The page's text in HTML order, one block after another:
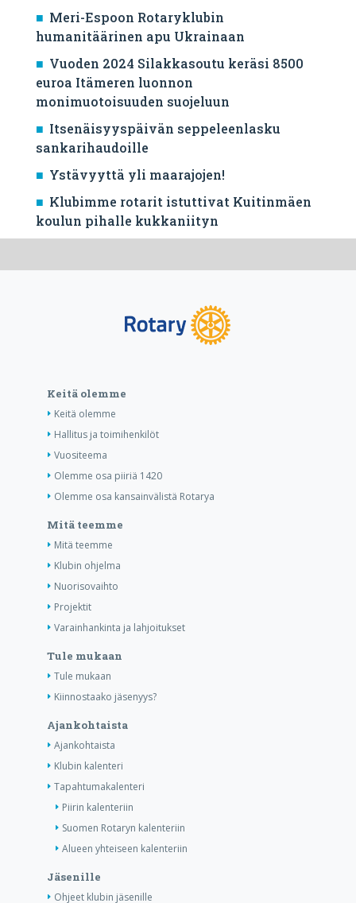
Meri-Espoon Rotaryklubin
humanitäärinen apu Ukrainaan
Vuoden 2024 Silakkasoutu keräsi 8500
euroa Itämeren luonnon
monimuotoisuuden suojeluun
Itsenäisyyspäivän seppeleenlasku
sankarihaudoille
Ystävyyttä yli maarajojen!
Klubimme rotarit istuttivat Kuitinmäen
koulun pihalle kukkaniityn
Keitä olemme
Keitä olemme
Hallitus ja toimihenkilöt
Vuositeema
Olemme osa piiriä 1420
Olemme osa kansainvälistä Rotarya
Mitä teemme
Mitä teemme
Klubin ohjelma
Nuorisovaihto
Projektit
Varainhankinta ja lahjoitukset
Tule mukaan
Tule mukaan
Kiinnostaako jäsenyys?
Ajankohtaista
Ajankohtaista
Klubin kalenteri
Tapahtumakalenteri
Piirin kalenteriin
Suomen Rotaryn kalenteriin
Alueen yhteiseen kalenteriin
Jäsenille
Ohjeet klubin jäsenille